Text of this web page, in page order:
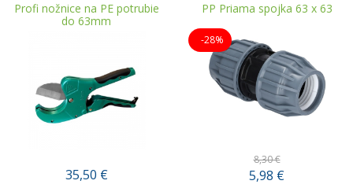
Profi nožnice na PE potrubie
do 63mm
35,50 €
PP Priama spojka 63 x 63
-28%
8,30 €
5,98 €